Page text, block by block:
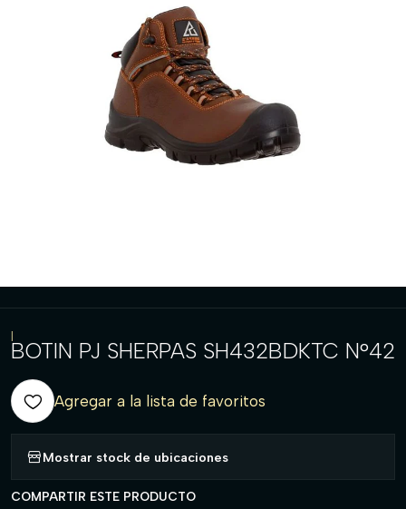
|
BOTIN PJ SHERPAS SH432BDKTC N°42
Agregar a la lista de favoritos
Mostrar stock de ubicaciones
COMPARTIR ESTE PRODUCTO